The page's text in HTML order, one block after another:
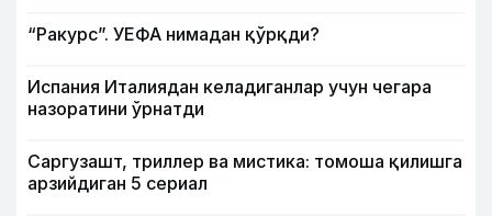
“Ракурс”. УЕФА нимадан қўрқди?
Испания Италиядан келадиганлар учун чегара
назоратини ўрнатди
Саргузашт, триллер ва мистика: томоша қилишга
арзийдиган 5 сериал